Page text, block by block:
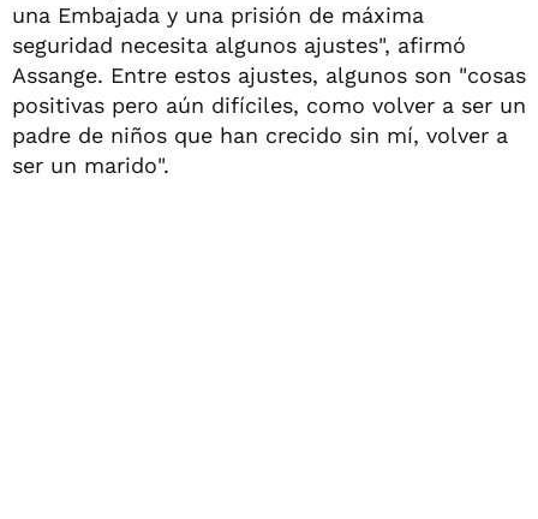
una Embajada y una prisión de máxima
seguridad necesita algunos ajustes", afirmó
Assange. Entre estos ajustes, algunos son "cosas
positivas pero aún difíciles, como volver a ser un
padre de niños que han crecido sin mí, volver a
ser un marido".